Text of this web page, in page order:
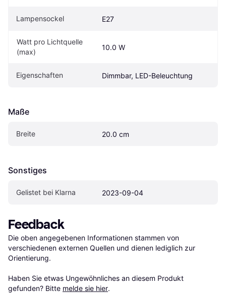
Lampensockel E27
Watt pro Lichtquelle
(max)
10.0 W
Eigenschaften Dimmbar, LED-Beleuchtung
Maße
Breite 20.0 cm
Sonstiges
Gelistet bei Klarna 2023-09-04
Feedback
Die oben angegebenen Informationen stammen von
verschiedenen externen Quellen und dienen lediglich zur
Orientierung.
Haben Sie etwas Ungewöhnliches an diesem Produkt
gefunden? Bitte melde sie hier.